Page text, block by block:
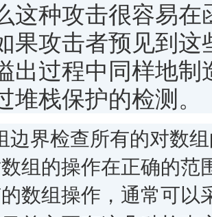
这种攻击很容易在
果攻击者预见到这
出过程中同样地
堆栈保护的检测。
边界检查所有的对数
组的操作在正确的范
数组操作，通常可以